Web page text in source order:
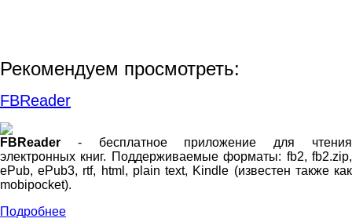
Рекомендуем просмотреть:
FBReader
FBReader - бесплатное приложение для чтения
электронных книг. Поддерживаемые форматы: fb2, fb2.zip,
ePub, ePub3, rtf, html, plain text, Kindle (известен также как
mobipocket).
Подробнее